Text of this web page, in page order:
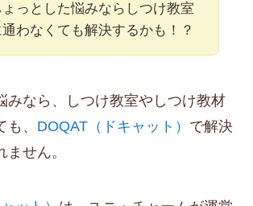
ょっとした悩みならしつけ教室
通わなくても解決するかも！？
みなら、しつけ教室やしつけ教材
、 DOQAT（ドキャット） で解決
せん。